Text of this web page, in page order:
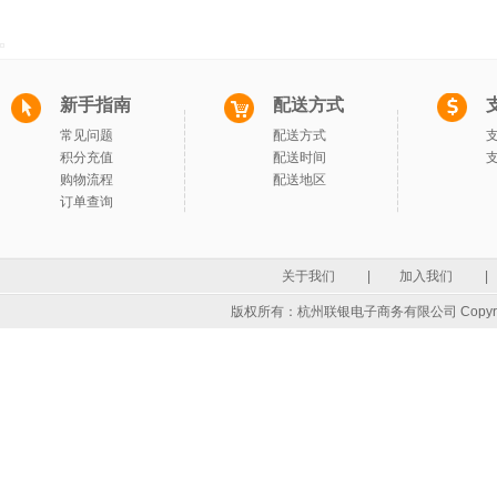
新手指南
常见问题
积分充值
购物流程
订单查询
配送方式
配送方式
配送时间
配送地区
关于我们 加入我们
版权所有：杭州联银电子商务有限公司